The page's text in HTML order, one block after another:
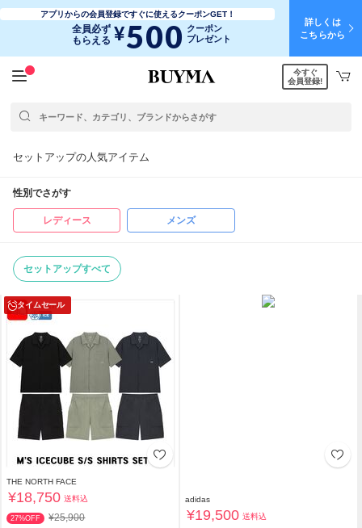
アプリからの会員登録ですぐに使えるクーポンGET！
全員必ず
もらえる ¥500 クーポン
プレゼント
詳しくは
こちらから
今すぐ
会員登録!
セットアップの人気アイテム
性別でさがす
レディース メンズ
セットアップすべて
タイムセール
THE NORTH FACE
¥18,750 送料込
27%OFF ¥25,900
adidas
¥19,500 送料込